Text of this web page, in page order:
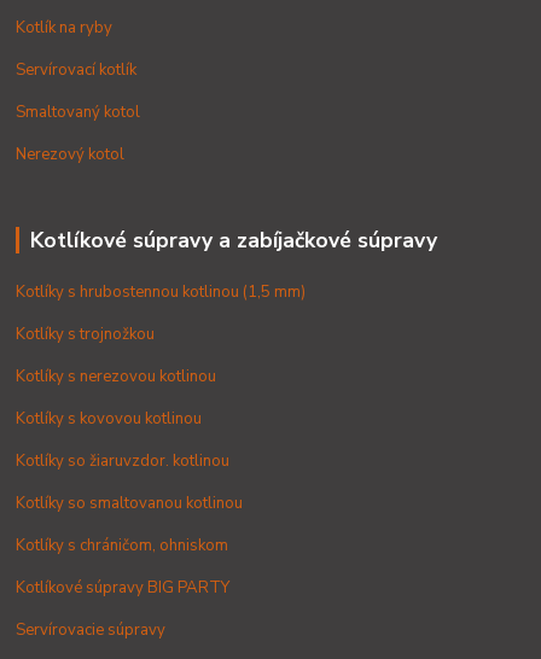
Kotlík na ryby
Servírovací kotlík
Smaltovaný kotol
Nerezový kotol
Kotlíkové súpravy a zabíjačkové súpravy
Kotlíky s hrubostennou kotlinou (1,5 mm)
Kotlíky s trojnožkou
Kotlíky s nerezovou kotlinou
Kotlíky s kovovou kotlinou
Kotlíky so žiaruvzdor. kotlinou
Kotlíky so smaltovanou kotlinou
Kotlíky s chráničom, ohniskom
Kotlíkové súpravy BIG PARTY
Servírovacie súpravy